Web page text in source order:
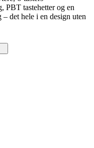
PBT tastehetter og en
det hele i en design uten